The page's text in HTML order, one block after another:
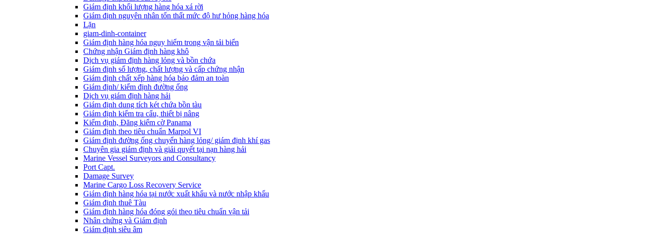
Giám định khối lượng hàng hóa xá rời
Giám định nguyên nhân tổn thất mức độ hư hỏng hàng hóa
Lặn
giam-dinh-container
Giám định hàng hóa nguy hiểm trong vận tải biển
Chứng nhận Giám định hàng khô
Dịch vụ giám định hàng lỏng và bồn chứa
Giám định số lượng, chất lượng và cấp chứng nhận
Giám định chất xếp hàng hóa bảo đảm an toàn
Giám định/ kiểm định đường ống
Dịch vụ giám định hàng hải
Giám định dung tích két chứa bồn tàu
Giám định kiểm tra cẩu, thiết bị nâng
Kiểm định, Đăng kiểm cờ Panama
Giám định theo tiêu chuẩn Marpol VI
Giám định đường ống chuyển hàng lỏng/ giám định khí gas
Chuyên gia giám định và giải quyết tại nạn hàng hải
Marine Vessel Surveyors and Consultancy
Port Capt.
Damage Survey
Marine Cargo Loss Recovery Service
Giám định hàng hóa tại nước xuất khẩu và nước nhập khẩu
Giám định thuê Tàu
Giám định hàng hóa đóng gói theo tiêu chuẩn vận tải
Nhân chứng và Giám định
Giám định siêu âm